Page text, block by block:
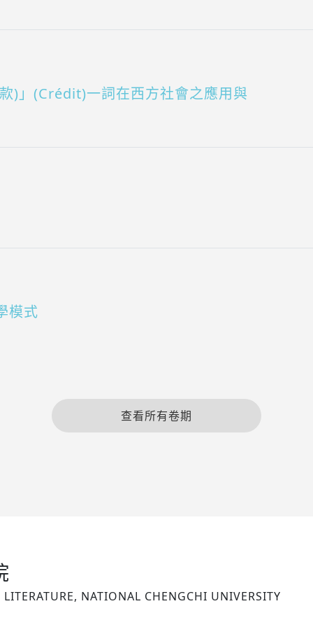
)」(Crédit)一詞在西方社會之應用與
模式
查看所有卷期
NATIONAL CHENGCHI UNIVERSITY